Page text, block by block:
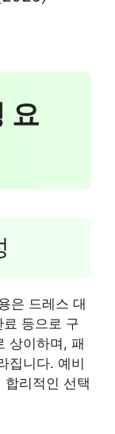
요
은 드레스 대
등으로 구
상이하며, 패
집니다. 예비
리적인 선택